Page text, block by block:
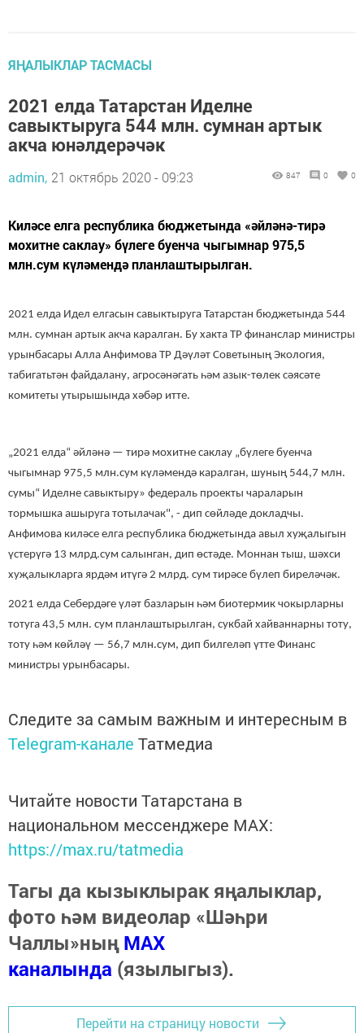
ЯҢАЛЫКЛАР ТАСМАСЫ
2021 елда Татарстан Иделне
савыктыруга 544 млн. сумнан артык
акча юнәлдерәчәк
admin, 21 октябрь 2020 - 09:23 847 0 0
Киләсе елга республика бюджетында «әйләнә-тирә
мохитне саклау» бүлеге буенча чыгымнар 975,5
млн.сум күләмендә планлаштырылган.
2021 елда Идел елгасын савыктыруга Татарстан бюджетында 544
млн. сумнан артык акча каралган. Бу хакта ТР финанслар министры
урынбасары Алла Анфимова ТР Дәүләт Советының Экология,
табигатьтән файдалану, агросәнәгать һәм азык-төлек сәясәте
комитеты утырышында хәбәр итте.
„2021 елда“ әйләнә — тирә мохитне саклау „бүлеге буенча
чыгымнар 975,5 млн.сум күләмендә каралган, шуның 544,7 млн.
сумы“ Иделне савыктыру» федераль проекты чараларын
тормышка ашыруга тотылачак", - дип сөйләде докладчы.
Анфимова киләсе елга республика бюджетында авыл хуҗалыгын
үстерүгә 13 млрд.сум салынган, дип өстәде. Моннан тыш, шәхси
хуҗалыкларга ярдәм итүгә 2 млрд. сум тирәсе бүлеп биреләчәк.
2021 елда Себердәге үләт базларын һәм биотермик чокырларны
тотуга 43,5 млн. сум планлаштырылган, сукбай хайваннарны тоту,
тоту һәм көйләү — 56,7 млн.сум, дип билгеләп үтте Финанс
министры урынбасары.
Следите за самым важным и интересным в
Telegram-канале Татмедиа
Читайте новости Татарстана в
национальном мессенджере MАХ:
https://max.ru/tatmedia
Тагы да кызыклырак яңалыклар,
фото һәм видеолар «Шәһри
Чаллы»ныңMAX
каналында (язылыгыз).
Перейти на страницу новости